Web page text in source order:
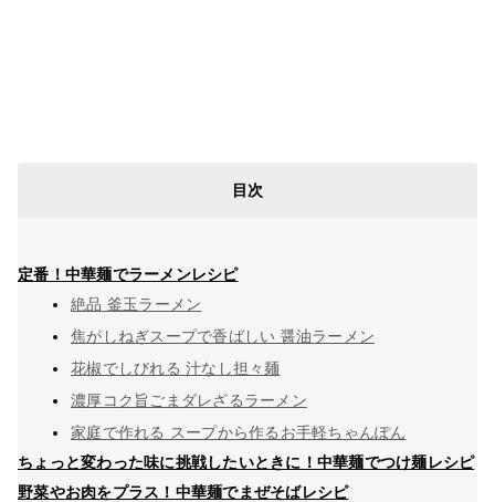
目次
定番！中華麺でラーメンレシピ
絶品 釜玉ラーメン
焦がしねぎスープで香ばしい 醤油ラーメン
花椒でしびれる 汁なし担々麺
濃厚コク旨ごまダレざるラーメン
家庭で作れる スープから作るお手軽ちゃんぽん
ちょっと変わった味に挑戦したいときに！中華麺でつけ麺レシピ
野菜やお肉をプラス！中華麺でまぜそばレシピ